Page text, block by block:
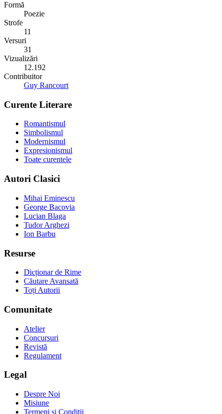
Formă
Poezie
Strofe
11
Versuri
31
Vizualizări
12.192
Contribuitor
Guy Rancourt
Curente Literare
Romantismul
Simbolismul
Modernismul
Expresionismul
Toate curentele
Autori Clasici
Mihai Eminescu
George Bacovia
Lucian Blaga
Tudor Arghezi
Ion Barbu
Resurse
Dicționar de Rime
Căutare Avansată
Toți Autorii
Comunitate
Atelier
Concursuri
Revistă
Regulament
Legal
Despre Noi
Misiune
Termeni și Condiții